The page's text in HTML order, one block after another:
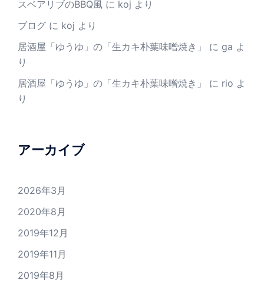
スベアリブのBBQ風 に koj より
ブログ に koj より
居酒屋「ゆうゆ」の「生カキ朴葉味噌焼き」
に ga よ
り
居酒屋「ゆうゆ」の「生カキ朴葉味噌焼き」
に rio よ
り
アーカイブ
2026年3月
2020年8月
2019年12月
2019年11月
2019年8月